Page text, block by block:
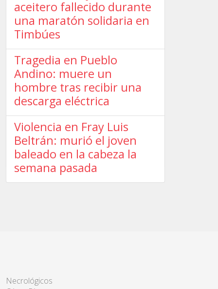
aceitero fallecido durante
una maratón solidaria en
Timbúes
Tragedia en Pueblo
Andino: muere un
hombre tras recibir una
descarga eléctrica
Violencia en Fray Luis
Beltrán: murió el joven
baleado en la cabeza la
semana pasada
Necrológicos